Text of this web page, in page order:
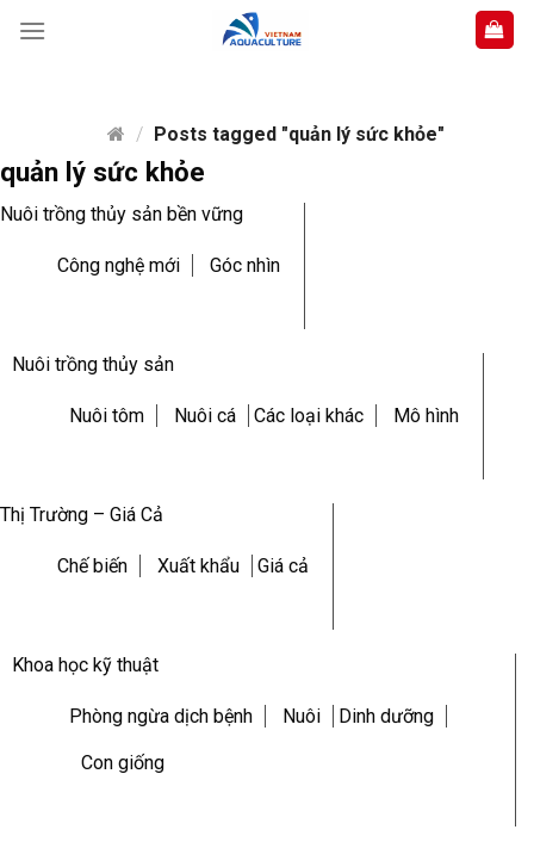
/ Posts tagged "quản lý sức khỏe"
quản lý sức khỏe
Nuôi trồng thủy sản bền vững
Công nghệ mới Góc nhìn
Nuôi trồng thủy sản
Nuôi tôm Nuôi cá Các loại khác Mô hình
Thị Trường – Giá Cả
Chế biến Xuất khẩu Giá cả
Khoa học kỹ thuật
Phòng ngừa dịch bệnh Nuôi Dinh dưỡng
Con giống